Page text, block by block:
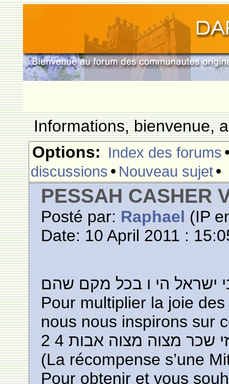
Informations, bienvenue,
Options: Index des forums
discussions • Nouveau sujet•
PESSAH CASHER
Posté par: Raphael (IP
Date: 10 April 2011 :
ישראל הי ו בכל מקם שהם
Pour multiplier la joie
nous nous inspirons sur
שכר מצוה מצוה אבות 4 2
(La récompense s’une